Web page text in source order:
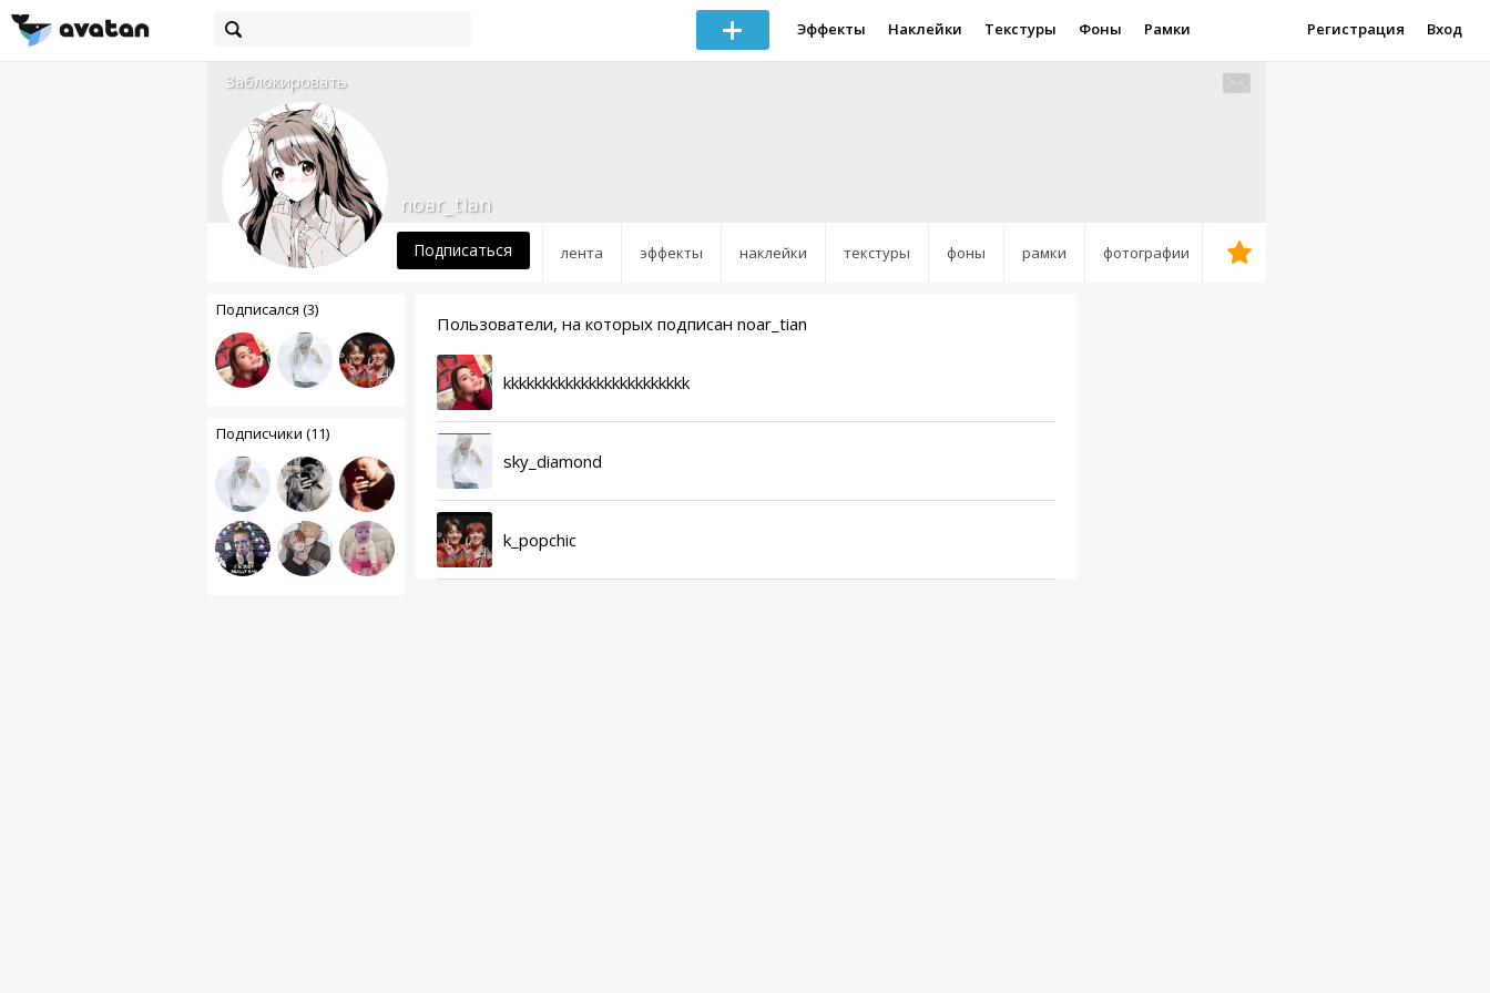
Эффекты Наклейки Текстуры Фоны Рамки Регистрация Вход
Заблокировать
лента эффекты наклейки текстуры фоны рамки фотографии
noar_tian
Подписаться
Подписался (3)
Подписчики (11)
Пользователи, на которых подписан noar_tian
kkkkkkkkkkkkkkkkkkkkkkkk
sky_diamond
k_popchic